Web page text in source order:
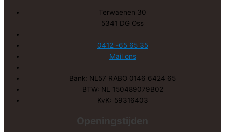
Terwaenen 30
5341 DG Oss
0412 -65 65 35
Mail ons
Bank: NL57 RABO 0146 6424 65
BTW: NL 150489079B02
KvK: 59316403